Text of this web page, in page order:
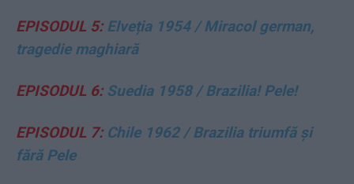
EPISODUL 5:Elveția 1954 / Miracol german,
tragedie maghiară
EPISODUL 6:Suedia 1958 / Brazilia! Pele!
EPISODUL 7:Chile 1962 / Brazilia triumfă și
fără Pele